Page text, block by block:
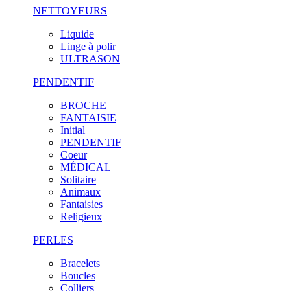
NETTOYEURS
Liquide
Linge à polir
ULTRASON
PENDENTIF
BROCHE
FANTAISIE
Initial
PENDENTIF
Coeur
MÉDICAL
Solitaire
Animaux
Fantaisies
Religieux
PERLES
Bracelets
Boucles
Colliers